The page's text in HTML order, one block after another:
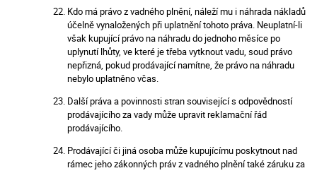
Kdo má právo z vadného plnění, náleží mu i náhrada nákladů
účelně vynaložených při uplatnění tohoto práva. Neuplatní-li
však kupující právo na náhradu do jednoho měsíce po
uplynutí lhůty, ve které je třeba vytknout vadu, soud právo
nepřizná, pokud prodávající namítne, že právo na náhradu
nebylo uplatněno včas.
Další práva a povinnosti stran související s odpovědností
prodávajícího za vady může upravit reklamační řád
prodávajícího.
Prodávající či jiná osoba může kupujícímu poskytnout nad
rámec jeho zákonných práv z vadného plnění také záruku za